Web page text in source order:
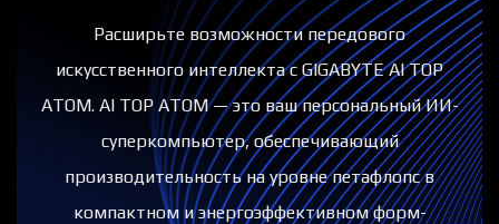
Расширьте возможности передового
искусственного интеллекта с GIGABYTE AI TOP
ATOM. AI TOP ATOM — это ваш персональный ИИ-
суперкомпьютер, обеспечивающий
производительность на уровне петафлопс в
компактном и энергоэффективном форм-